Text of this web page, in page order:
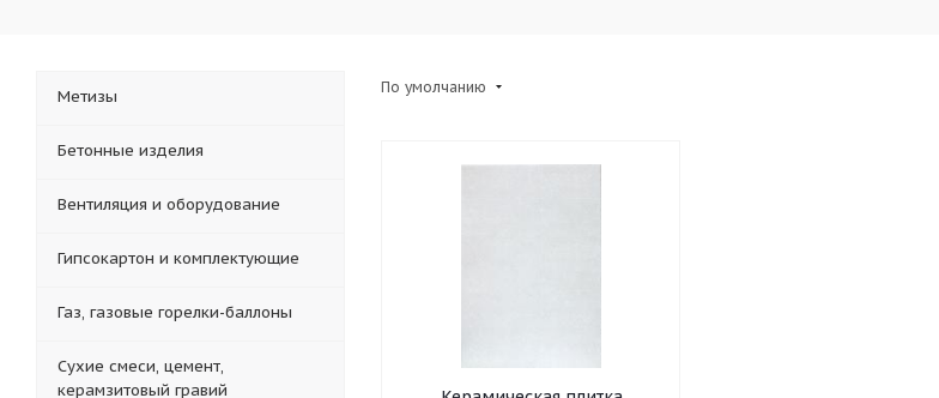
По умолчанию
Метизы
Бетонные изделия
Вентиляция и оборудование
Гипсокартон и комплектующие
Газ, газовые горелки-баллоны
Сухие смеси, цемент,
керамзитовый гравий